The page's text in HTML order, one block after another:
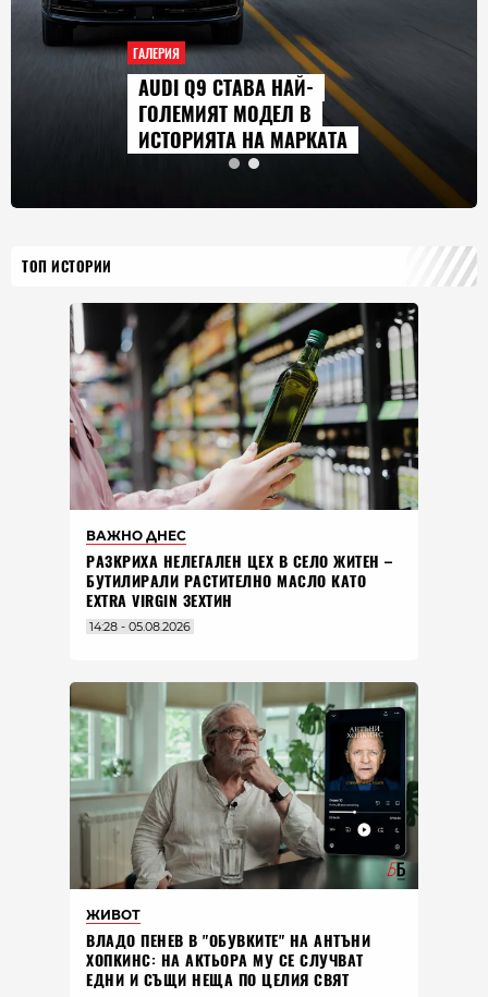
ГАЛЕРИЯ
AUDI Q9 СТАВА НАЙ-
ГОЛЕМИЯТ МОДЕЛ В
ИСТОРИЯТА НА МАРКАТА
ТОП ИСТОРИИ
ВАЖНО ДНЕС
РАЗКРИХА НЕЛЕГАЛЕН ЦЕХ В СЕЛО ЖИТЕН –
БУТИЛИРАЛИ РАСТИТЕЛНО МАСЛО КАТО
EXTRA VIRGIN ЗЕХТИН
14:28 - 05.08.2026
ЖИВОТ
ВЛАДO ПЕНЕВ В "ОБУВКИТЕ" НА АНТЪНИ
ХОПКИНС: НА АКТЬОРА МУ СЕ СЛУЧВАТ
ЕДНИ И СЪЩИ НЕЩА ПО ЦЕЛИЯ СВЯТ